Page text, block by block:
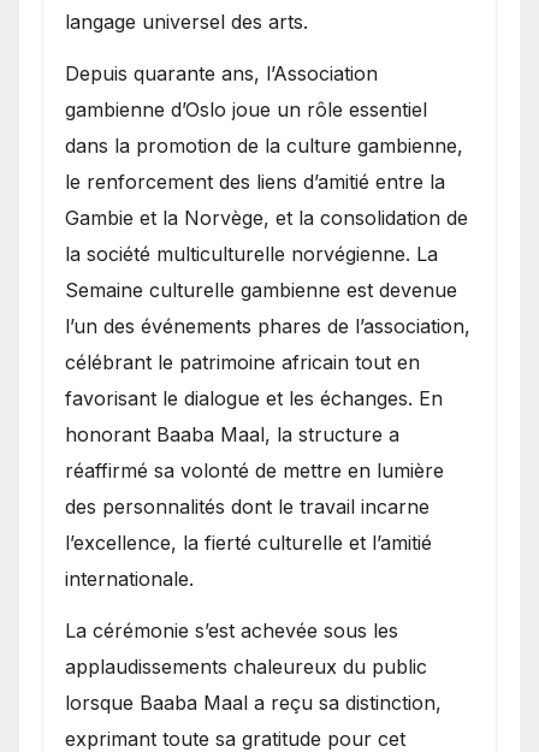
langage universel des arts.
​Depuis quarante ans, l’Association
gambienne d’Oslo joue un rôle essentiel
dans la promotion de la culture gambienne,
le renforcement des liens d’amitié entre la
Gambie et la Norvège, et la consolidation de
la société multiculturelle norvégienne. La
Semaine culturelle gambienne est devenue
l’un des événements phares de l’association,
célébrant le patrimoine africain tout en
favorisant le dialogue et les échanges. En
honorant Baaba Maal, la structure a
réaffirmé sa volonté de mettre en lumière
des personnalités dont le travail incarne
l’excellence, la fierté culturelle et l’amitié
internationale.
​La cérémonie s’est achevée sous les
applaudissements chaleureux du public
lorsque Baaba Maal a reçu sa distinction,
exprimant toute sa gratitude pour cet